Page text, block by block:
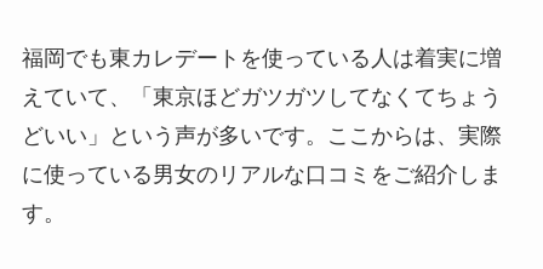
福岡でも東カレデートを使っている人は着実に増
えていて、「東京ほどガツガツしてなくてちょう
どいい」という声が多いです。ここからは、実際
に使っている男女のリアルな口コミをご紹介しま
す。